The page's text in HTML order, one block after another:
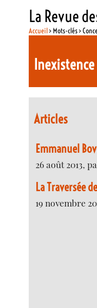
La Revue
Accueil> Mots-clés >
Inexistence
Articles
Emmanuel
26 août 2013,
La Traversée
19 novembre